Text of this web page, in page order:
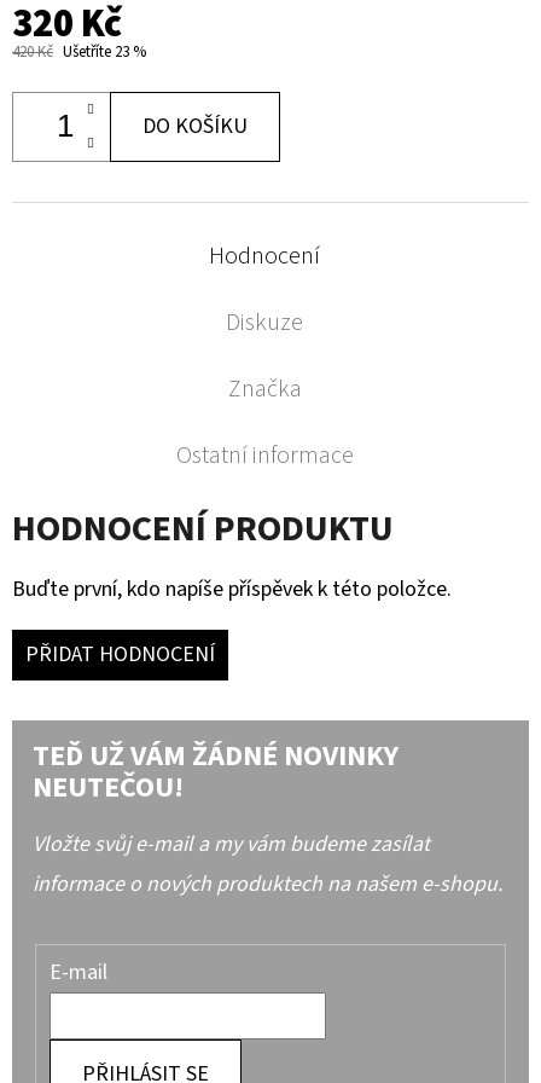
320 Kč
420 Kč Ušetříte 23 %
DO KOŠÍKU
Hodnocení
Diskuze
Značka
Ostatní informace
HODNOCENÍ PRODUKTU
Buďte první, kdo napíše příspěvek k této položce.
PŘIDAT HODNOCENÍ
TEĎ UŽ VÁM ŽÁDNÉ NOVINKY
NEUTEČOU!
Vložte svůj e-mail a my vám budeme zasílat
informace o nových produktech na našem e-shopu.
E-mail
PŘIHLÁSIT SE